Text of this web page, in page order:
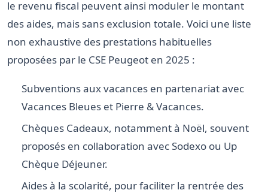
le revenu fiscal peuvent ainsi moduler le montant
des aides, mais sans exclusion totale. Voici une liste
non exhaustive des prestations habituelles
proposées par le CSE Peugeot en 2025 :
Subventions aux vacances en partenariat avec
Vacances Bleues et Pierre & Vacances.
Chèques Cadeaux, notamment à Noël, souvent
proposés en collaboration avec Sodexo ou Up
Chèque Déjeuner.
Aides à la scolarité, pour faciliter la rentrée des